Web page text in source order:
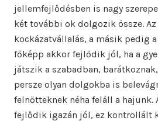
jellemfejlődésben is nagy
két további ok dolgozik össze. Az
kockázatvállalás, a másik pedig
főképp akkor fejlődik jól, ha a
játszik a szabadban,
persze olyan dolgokba is
felnőtteknek néha feláll a hajunk.
fejlődik igazán jól, ez kontrollált